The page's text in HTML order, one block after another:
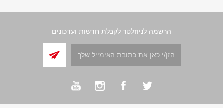
הרשמה לניוזלטר לקבלת חדשות ועדכונים